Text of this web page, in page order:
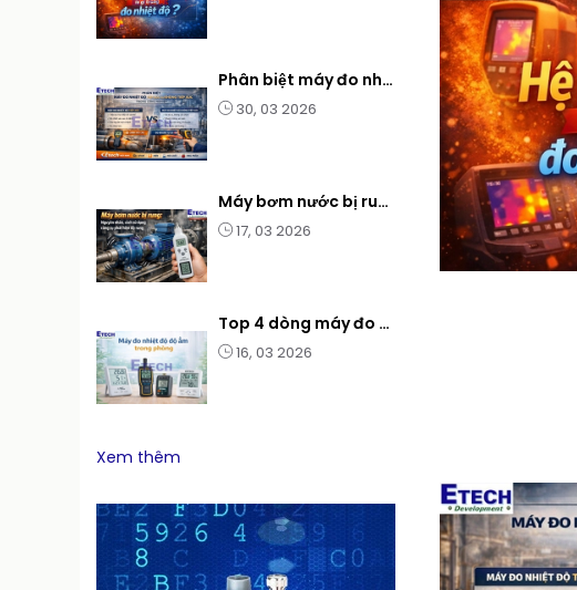
Phân biệt máy đo nhiệt độ tiếp xúc và không tiếp xúc trong công nghiệp
30, 03 2026
Máy bơm nước bị rung: Nguyên nhân và cách xử lý khi bị rung
17, 03 2026
Top 4 dòng máy đo nhiệt độ độ ẩm trong phòng tốt cho gia đình và văn phòng
16, 03 2026
Xem thêm